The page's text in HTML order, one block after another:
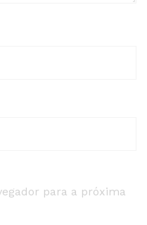
para a próxima